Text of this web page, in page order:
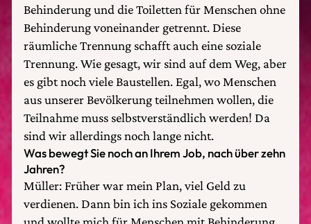
Behinderung und die Toiletten für Menschen ohne
Behinderung voneinander getrennt. Diese
räumliche Trennung schafft auch eine soziale
Trennung. Wie gesagt, wir sind auf dem Weg, aber
es gibt noch viele Baustellen. Egal, wo Menschen
aus unserer Bevölkerung teilnehmen wollen, die
Teilnahme muss selbstverständlich werden! Da
sind wir allerdings noch lange nicht.
Was bewegt Sie noch an Ihrem Job, nach über zehn
Jahren?
Müller: Früher war mein Plan, viel Geld zu
verdienen. Dann bin ich ins Soziale gekommen